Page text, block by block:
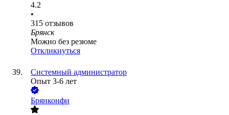
4.2
•
315 отзывов
Брянск
Можно без резюме
Откликнуться
Системный администратор
Опыт 3-6 лет
Брянконфи